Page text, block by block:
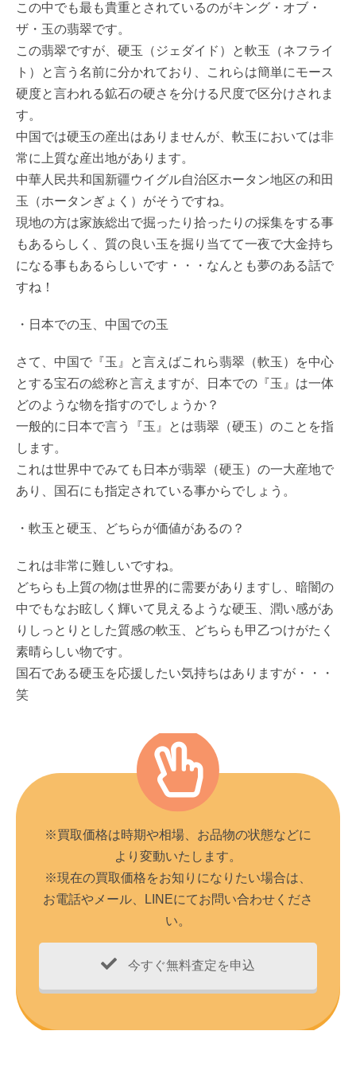
この中でも最も貴重とされているのがキング・オブ・
ザ・玉の翡翠です。
この翡翠ですが、硬玉（ジェダイド）と軟玉（ネフライ
ト）と言う名前に分かれており、これらは簡単にモース
硬度と言われる鉱石の硬さを分ける尺度で区分けされま
す。
中国では硬玉の産出はありませんが、軟玉においては非
常に上質な産出地があります。
中華人民共和国新疆ウイグル自治区ホータン地区の和田
玉（ホータンぎょく）がそうですね。
現地の方は家族総出で掘ったり拾ったりの採集をする事
もあるらしく、質の良い玉を掘り当てて一夜で大金持ち
になる事もあるらしいです・・・なんとも夢のある話で
すね！
・日本での玉、中国での玉
さて、中国で『玉』と言えばこれら翡翠（軟玉）を中心
とする宝石の総称と言えますが、日本での『玉』は一体
どのような物を指すのでしょうか？
一般的に日本で言う『玉』とは翡翠（硬玉）のことを指
します。
これは世界中でみても日本が翡翠（硬玉）の一大産地で
あり、国石にも指定されている事からでしょう。
・軟玉と硬玉、どちらが価値があるの？
これは非常に難しいですね。
どちらも上質の物は世界的に需要がありますし、暗闇の
中でもなお眩しく輝いて見えるような硬玉、潤い感があ
りしっとりとした質感の軟玉、どちらも甲乙つけがたく
素晴らしい物です。
国石である硬玉を応援したい気持ちはありますが・・・
笑
※買取価格は時期や相場、お品物の状態などに
より変動いたします。
※現在の買取価格をお知りになりたい場合は、
お電話やメール、LINEにてお問い合わせくださ
い。
今すぐ無料査定を申込